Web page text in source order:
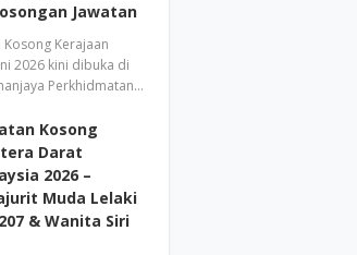
Jawatan
Kosong Kerajaan
2026 kini dibuka di
Perkhidmatan…
Kosong
Darat
2026 –
Muda Lelaki
& Wanita Siri